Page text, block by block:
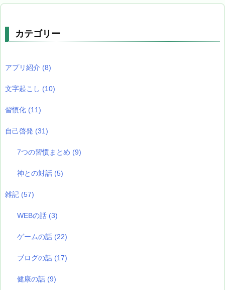
カテゴリー
アプリ紹介 (8)
文字起こし (10)
習慣化 (11)
自己啓発 (31)
7つの習慣まとめ (9)
神との対話 (5)
雑記 (57)
WEBの話 (3)
ゲームの話 (22)
ブログの話 (17)
健康の話 (9)